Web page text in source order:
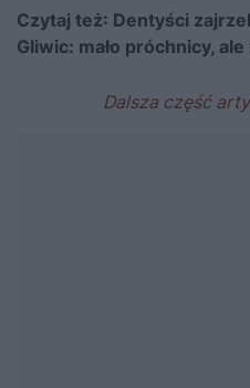
Czytaj też: Dentyści
Gliwic: mało próchnicy,